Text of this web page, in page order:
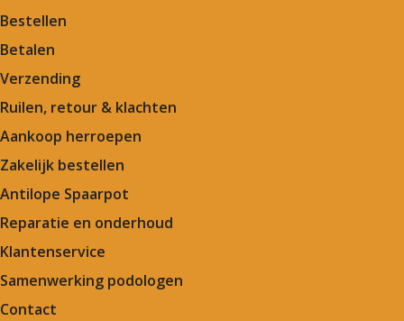
Bestellen
Betalen
Verzending
Ruilen, retour & klachten
Aankoop herroepen
Zakelijk bestellen
Antilope Spaarpot
Reparatie en onderhoud
Klantenservice
Samenwerking podologen
Contact